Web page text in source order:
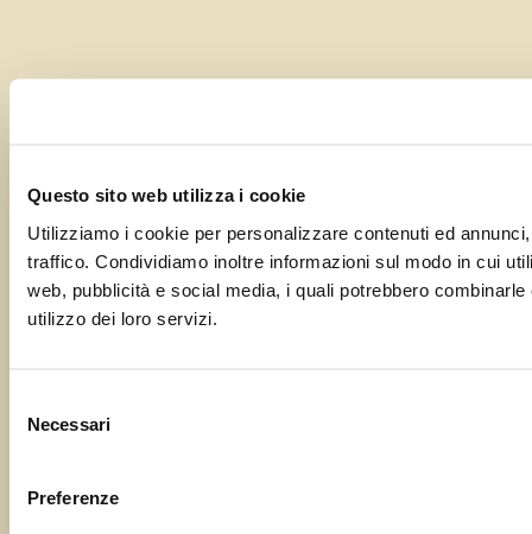
Questo sito web utilizza i cookie
Utilizziamo i cookie per personalizzare contenuti ed
traffico. Condividiamo inoltre informazioni sul modo in cui
web, pubblicità e social media, i quali potrebbero
utilizzo dei loro servizi.
delNecessari
Preferenze